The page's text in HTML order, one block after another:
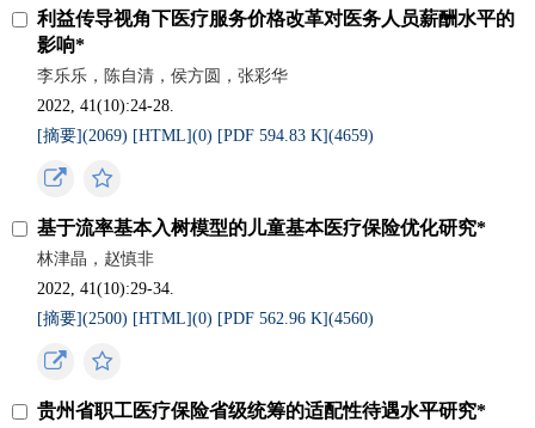
利益传导视角下医疗服务价格改革对医务人员薪酬水平的
影响*
李乐乐，陈自清，侯方圆，张彩华
2022, 41(10):24-28.
[摘要](2069) [HTML](0) [PDF 594.83 K](4659)
基于流率基本入树模型的儿童基本医疗保险优化研究*
林津晶，赵慎非
2022, 41(10):29-34.
[摘要](2500) [HTML](0) [PDF 562.96 K](4560)
贵州省职工医疗保险省级统筹的适配性待遇水平研究*